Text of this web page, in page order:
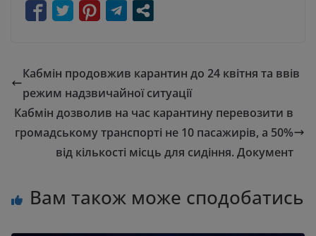
Кабмін продовжив карантин до 24 квітня та ввів
режим надзвичайної ситуації
Кабмін дозволив на час карантину перевозити в
громадському транспорті не 10 пасажирів, а 50%
від кількості місць для сидіння. Документ
Вам також може сподобатись